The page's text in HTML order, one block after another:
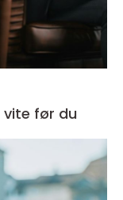
vite før du